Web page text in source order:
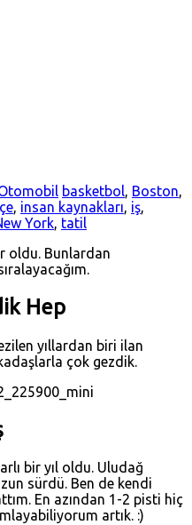
basketbol, Boston,
, insan kaynakları, iş,
York, tatil
oldu. Bunlardan
Hep
yıllardan biri ilan
çok gezdik.
bir yıl oldu. Uludağ
sürdü. Ben de kendi
En azından 1-2 pisti hiç
artık. :)